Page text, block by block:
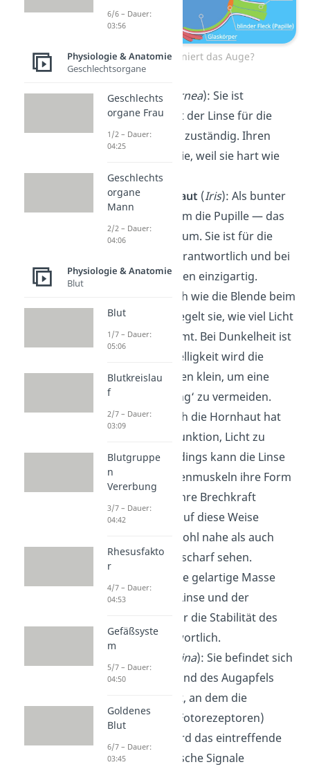
Wie funktioniert das Auge?
Hornhaut( Kornea): Sie ist
zusammen mit der Linse für die
Lichtbrechung zuständig. Ihren
Namen trägt sie, weil sie hart wie
Horn ist.
Regenbogenhaut (Iris): Als bunter
Ring liegt sie um die Pupille — das
Sehloch — herum. Sie ist für die
Augenfarbe verantwortlich und bei
jedem Menschen einzigartig.
: Ähnlich wie die Blende beim
Fotoapparat regelt sie, wie viel Licht
hindurch kommt. Bei Dunkelheit ist
sie weit, bei Helligkeit wird die
Pupille hingegen klein, um eine
‚Überbelichtung‘ zu vermeiden.
Linse: Wie auch die Hornhaut hat
die Linse die Funktion, Licht zu
brechen. Allerdings kann die Linse
durch die Augenmuskeln ihre Form
und dadurch ihre Brechkraft
verändern — auf diese Weise
kannst du sowohl nahe als auch
ferne Objekte scharf sehen.
: Die gelartige Masse
zwischen der Linse und der
Netzhaut ist für die Stabilität des
Auges verantwortlich.
Retina): Sie befindet sich
an der Rückwand des Augapfels
und ist der Ort, an dem die
Sinneszellen (Fotorezeptoren)
liegen. Hier wird das eintreffende
Licht in elektrische Signale
6/6 – Dauer:
03:56
Physiologie & Anatomie
Geschlechtsorgane
Geschlechts
organe Frau
1/2 – Dauer:
04:25
Geschlechts
organe
Mann
2/2 – Dauer:
04:06
Physiologie & Anatomie
Blut
Blut
1/7 – Dauer:
05:06
Blutkreislau
f
2/7 – Dauer:
03:09
Blutgruppe
n
Vererbung
3/7 – Dauer:
04:42
Rhesusfakto
r
4/7 – Dauer:
04:53
Gefäßsyste
m
5/7 – Dauer:
04:50
Goldenes
Blut
6/7 – Dauer:
03:45